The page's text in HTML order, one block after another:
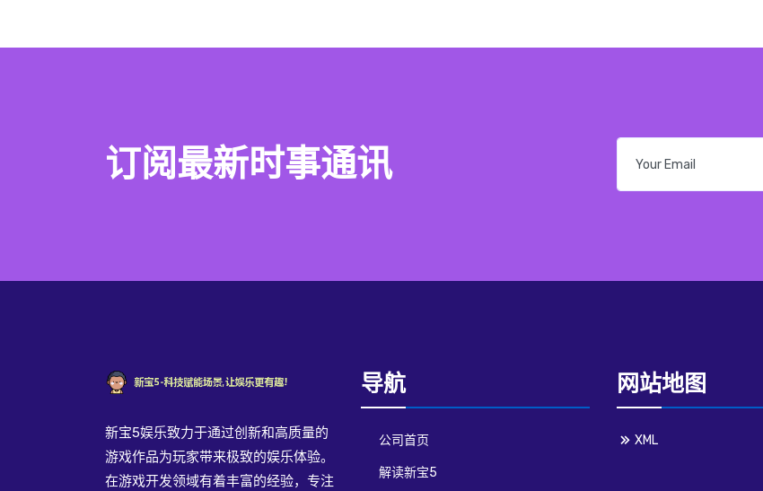
订阅最新时事通讯
新宝5娱乐致力于通过创新和高质量的
游戏作品为玩家带来极致的娱乐体验。
在游戏开发领域有着丰富的经验，专注
导航
公司首页
解读新宝5
网站地图
XML